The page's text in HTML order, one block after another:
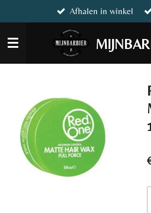
direct
naar
de
hoofdinhoud
Afhalen in winkel